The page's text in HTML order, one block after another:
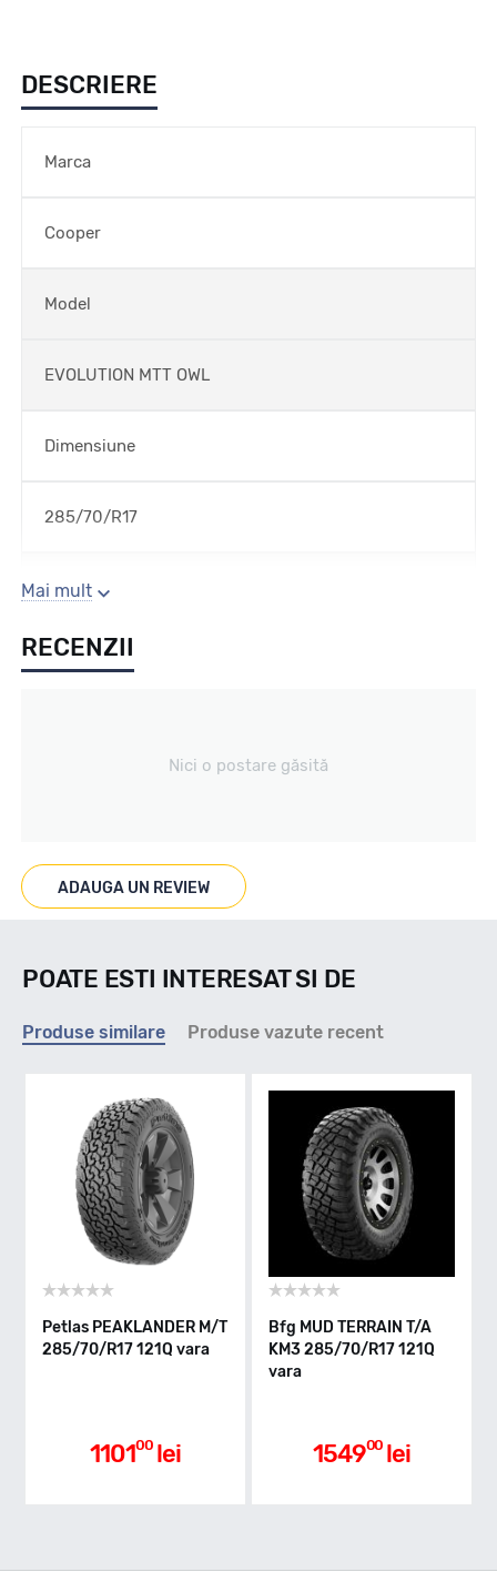
DESCRIERE
Marca
Cooper
Model
EVOLUTION MTT OWL
Dimensiune
285/70/R17
Sezon
Vara
Marcaje
Indice greutate
121/118
Clasa de eficienta
Mai mult
RECENZII
Nici o postare găsită
ADAUGA UN REVIEW
POATE ESTI INTERESAT SI DE
Produse similare Produse vazute recent
Petlas PEAKLANDER M/T
285/70/R17 121Q vara
110100 lei
Bfg MUD TERRAIN T/A
KM3 285/70/R17 121Q
vara
154900 lei